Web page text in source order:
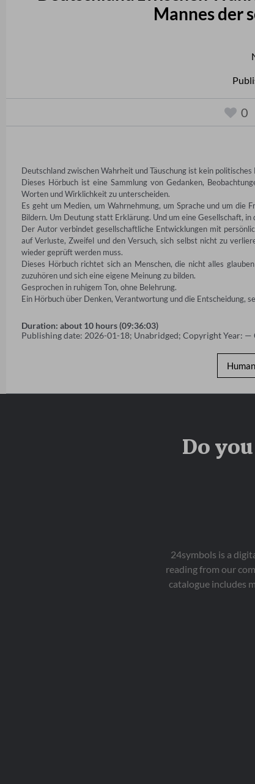
Mannes der
0
Deutschland zwischen Wahrheit und Täuschung ist kein
Dieses Hörbuch ist eine Sammlung von Gedanken,
Worten und Wirklichkeit zu unterscheiden.
Es geht um Medien, um Wahrnehmung, um Sprache und um die
Bildern. Um Deutung statt Erklärung. Und um eine Gesellschaft,
Der Autor verbindet gesellschaftliche Entwicklungen mit
auf Verluste, Zweifel und den Versuch, sich selbst nicht zu
wieder geprüft werden muss.
Dieses Hörbuch richtet sich an Menschen, die nicht alles
zuzuhören und sich eine eigene Meinung zu bilden.
Gesprochen in ruhigem Ton, ohne Belehrung.
Ein Hörbuch über Denken, Verantwortung und die Entscheidung,
Duration: about 10 hours (09:36:03)
Publishing date: 2026-01-18; Unabridged; Copyright Year:
Do
24symbols is a
reading from our
catalogue includes